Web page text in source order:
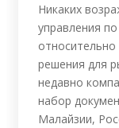
Никаких
управления
относительно
решения для
недавно
набор
Малайзии,